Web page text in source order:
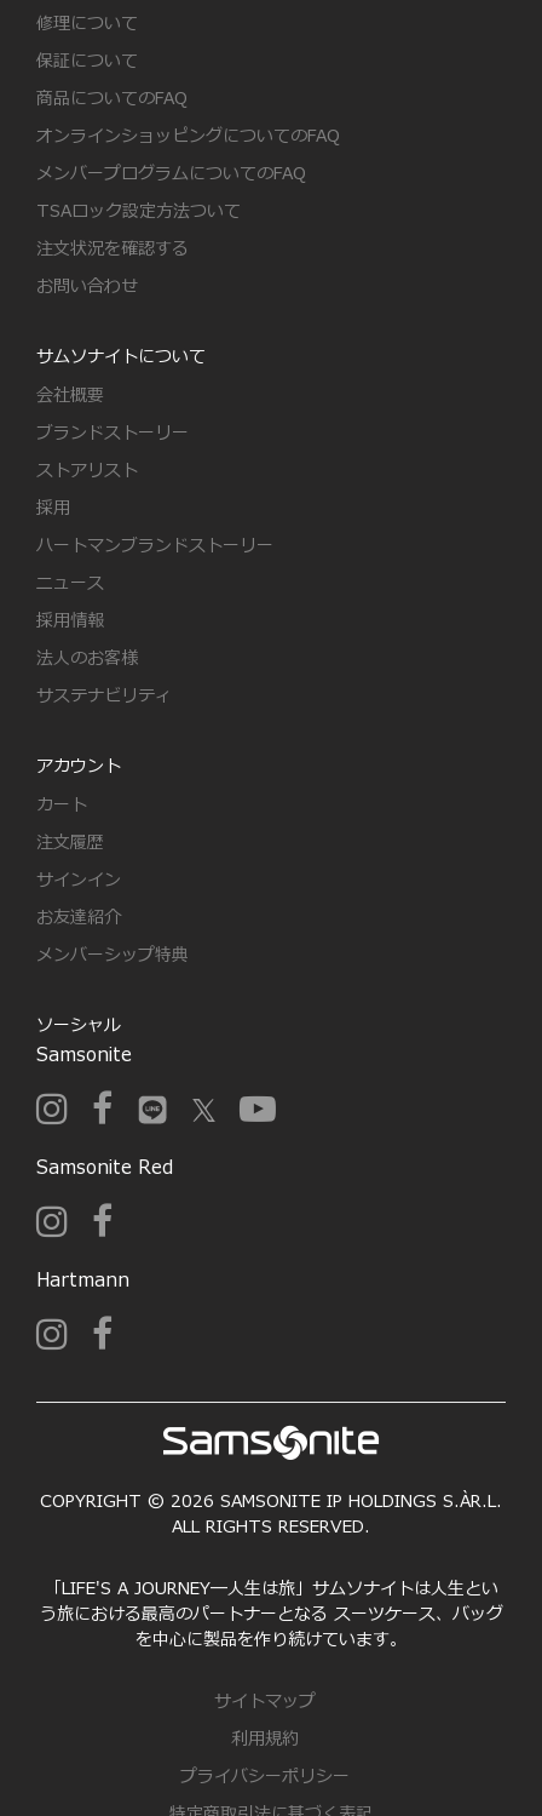
修理について
保証について
商品についてのFAQ
オンラインショッピングについてのFAQ
メンバープログラムについてのFAQ
TSAロック設定方法ついて
注文状況を確認する
お問い合わせ
サムソナイトについて
会社概要
ブランドストーリー
ストアリスト
採用
ハートマンブランドストーリー
ニュース
採用情報
法人のお客様
サステナビリティ
アカウント
カート
注文履歴
サインイン
お友達紹介
メンバーシップ特典
ソーシャル
Samsonite
Samsonite Red
Hartmann
COPYRIGHT © 2026 SAMSONITE IP HOLDINGS S.ÀR.L.
ALL RIGHTS RESERVED.
「LIFE'S A JOURNEY―人生は旅」サムソナイトは人生とい
う旅における最高のパートナーとなる スーツケース、バッグ
を中心に製品を作り続けています。
サイトマップ
利用規約
プライバシーポリシー